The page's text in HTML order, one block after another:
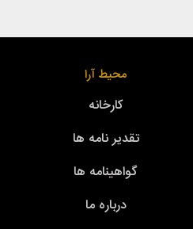
محیط آرا
کارخانه
تقدیر نامه ها
گواهینامه ها
درباره ما